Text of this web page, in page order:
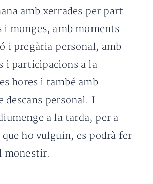
amb xerrades per part
i monges, amb moments
i pregària personal, amb
i participacions a la
hores i també amb
descans personal. I
a la tarda, per a
ho vulguin, es podrà fer
monestir.